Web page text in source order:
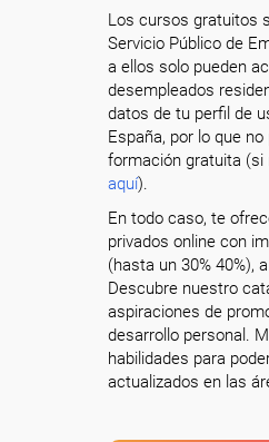
Los cursos gratuitos
Servicio Público de
a ellos solo pueden
desempleados
datos de tu perfil de
España, por lo que
formación gratuita
aquí).
En todo caso, te
privados online con
(hasta un 30% 40%),
Descubre nuestro
aspiraciones de
desarrollo personal.
habilidades para
actualizados en las